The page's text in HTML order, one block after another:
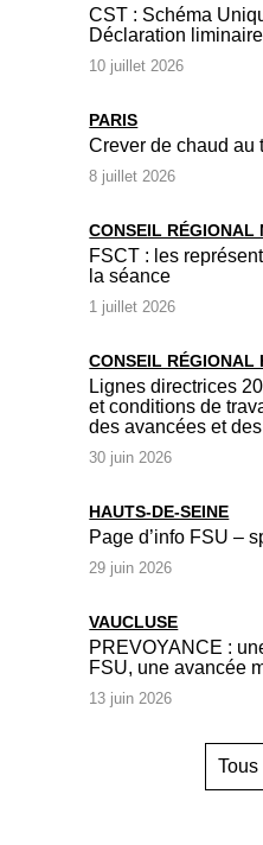
CST : Schéma
Déclaration
10 juillet 2026
PARIS
Crever de chaud au
8 juillet 2026
CONSEIL RÉGIONAL
FSCT : les
la séance
1 juillet 2026
CONSEIL RÉGIONAL
Lignes directrices
et conditions de
des avancées et
30 juin 2026
HAUTS-DE-SEINE
Page d’info FSU –
29 juin 2026
VAUCLUSE
PREVOYANCE :
FSU, une avancée
13 juin 2026